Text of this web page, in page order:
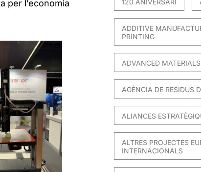
per l’economia
120 ANIVERSARI
ADDITIVE
PRINTING
ADVANCED MATERIALS
AGÈNCIA DE RESIDUS
ALIANCES
ALTRES PROJECTES
INTERNACIONALS